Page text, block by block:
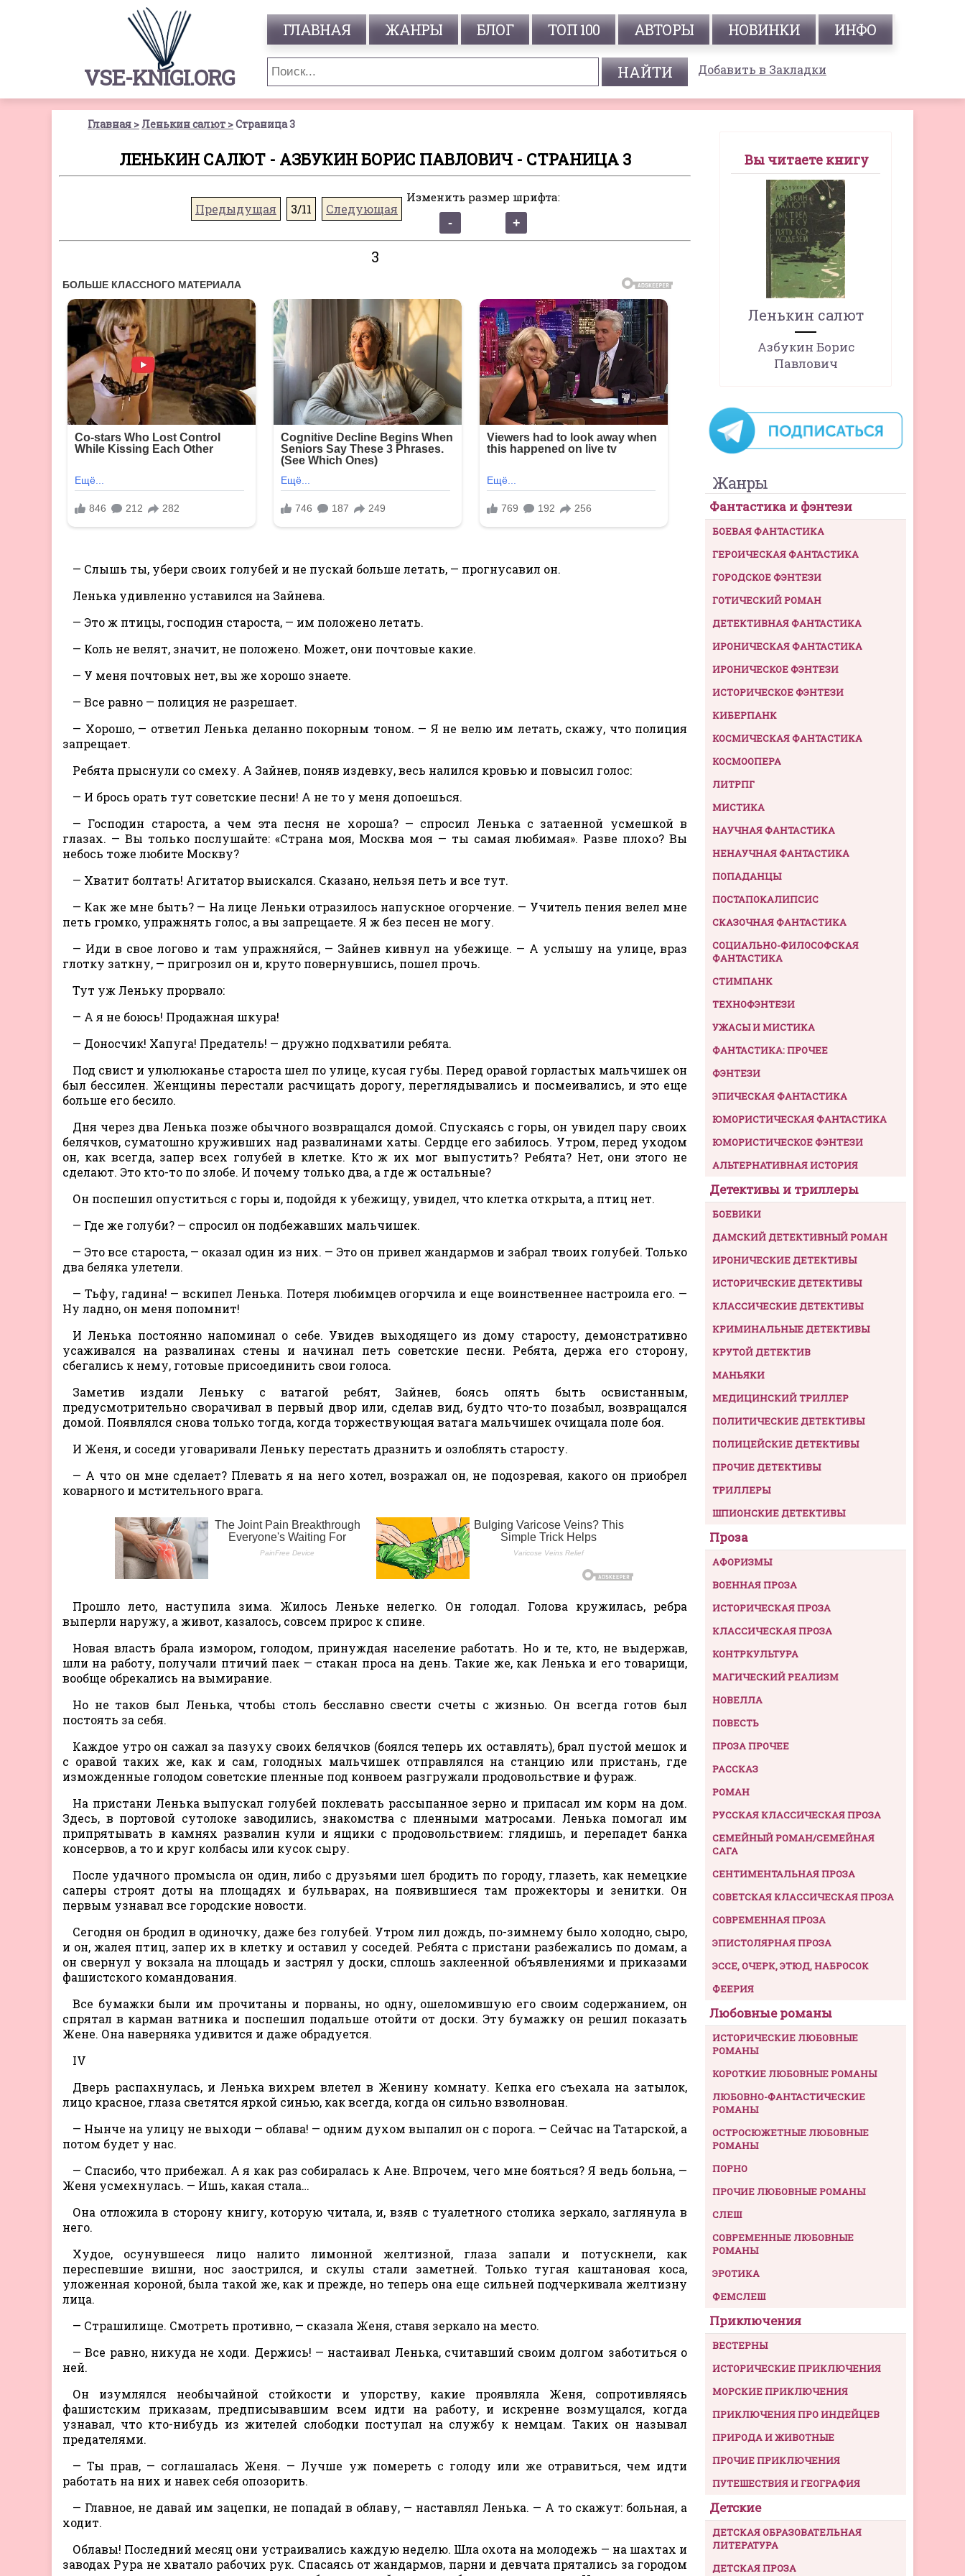
VSE-KNIGI.ORG
ГЛАВНАЯ ЖАНРЫ БЛОГ ТОП 100 АВТОРЫ НОВИНКИ ИНФО
Добавить в Закладки
Главная Ленькин салют Страница 3
ЛЕНЬКИН САЛЮТ - АЗБУКИН БОРИС ПАВЛОВИЧ - СТРАНИЦА 3
Предыдущая 3/11 Следующая
Изменить размер шрифта:
3
— Слышь ты, убери своих голубей и не пускай больше летать, — прогнусавил он.
Ленька удивленно уставился на Зайнева.
— Это ж птицы, господин староста, — им положено летать.
— Коль не велят, значит, не положено. Может, они почтовые какие.
— У меня почтовых нет, вы же хорошо знаете.
— Все равно — полиция не разрешает.
— Хорошо, — ответил Ленька деланно покорным тоном. — Я не велю им летать, скажу, что полиция
запрещает.
Ребята прыснули со смеху. А Зайнев, поняв издевку, весь налился кровью и повысил голос:
— И брось орать тут советские песни! А не то у меня допоешься.
— Господин староста, а чем эта песня не хороша? — спросил Ленька с затаенной усмешкой в
глазах. — Вы только послушайте: «Страна моя, Москва моя — ты самая любимая». Разве плохо? Вы
небось тоже любите Москву?
— Хватит болтать! Агитатор выискался. Сказано, нельзя петь и все тут.
— Как же мне быть? — На лице Леньки отразилось напускное огорчение. — Учитель пения велел мне
петь громко, упражнять голос, а вы запрещаете. Я ж без песен не могу.
— Иди в свое логово и там упражняйся, — Зайнев кивнул на убежище. — А услышу на улице, враз
глотку заткну, — пригрозил он и, круто повернувшись, пошел прочь.
Тут уж Леньку прорвало:
— А я не боюсь! Продажная шкура!
— Доносчик! Хапуга! Предатель! — дружно подхватили ребята.
Под свист и улюлюканье староста шел по улице, кусая губы. Перед оравой горластых мальчишек он
был бессилен. Женщины перестали расчищать дорогу, переглядывались и посмеивались, и это еще
больше его бесило.
Дня через два Ленька позже обычного возвращался домой. Спускаясь с горы, он увидел пару своих
белячков, суматошно круживших над развалинами хаты. Сердце его забилось. Утром, перед уходом
он, как всегда, запер всех голубей в клетке. Кто ж их мог выпустить? Ребята? Нет, они этого не
сделают. Это кто-то по злобе. И почему только два, а где ж остальные?
Он поспешил опуститься с горы и, подойдя к убежищу, увидел, что клетка открыта, а птиц нет.
— Где же голуби? — спросил он подбежавших мальчишек.
— Это все староста, — оказал один из них. — Это он привел жандармов и забрал твоих голубей. Только
два беляка улетели.
— Тьфу, гадина! — вскипел Ленька. Потеря любимцев огорчила и еще воинственнее настроила его. —
Ну ладно, он меня попомнит!
И Ленька постоянно напоминал о себе. Увидев выходящего из дому старосту, демонстративно
усаживался на развалинах стены и начинал петь советские песни. Ребята, держа его сторону,
сбегались к нему, готовые присоединить свои голоса.
Заметив издали Леньку с ватагой ребят, Зайнев, боясь опять быть освистанным,
предусмотрительно сворачивал в первый двор или, сделав вид, будто что-то позабыл, возвращался
домой. Появлялся снова только тогда, когда торжествующая ватага мальчишек очищала поле боя.
И Женя, и соседи уговаривали Леньку перестать дразнить и озлоблять старосту.
— А что он мне сделает? Плевать я на него хотел, возражал он, не подозревая, какого он приобрел
коварного и мстительного врага.
Прошло лето, наступила зима. Жилось Леньке нелегко. Он голодал. Голова кружилась, ребра
выперли наружу, а живот, казалось, совсем прирос к спине.
Новая власть брала измором, голодом, принуждая население работать. Но и те, кто, не выдержав,
шли на работу, получали птичий паек — стакан проса на день. Такие же, как Ленька и его товарищи,
вообще обрекались на вымирание.
Но не таков был Ленька, чтобы столь бесславно свести счеты с жизнью. Он всегда готов был
постоять за себя.
Каждое утро он сажал за пазуху своих белячков (боялся теперь их оставлять), брал пустой мешок и
с оравой таких же, как и сам, голодных мальчишек отправлялся на станцию или пристань, где
изможденные голодом советские пленные под конвоем разгружали продовольствие и фураж.
На пристани Ленька выпускал голубей поклевать рассыпанное зерно и припасал им корм на дом.
Здесь, в портовой сутолоке заводились, знакомства с пленными матросами. Ленька помогал им
припрятывать в камнях развалин кули и ящики с продовольствием: глядишь, и перепадет банка
консервов, а то и круг колбасы или кусок сыру.
После удачного промысла он один, либо с друзьями шел бродить по городу, глазеть, как немецкие
саперы строят доты на площадях и бульварах, на появившиеся там прожекторы и зенитки. Он
первым узнавал все городские новости.
Сегодня он бродил в одиночку, даже без голубей. Утром лил дождь, по-зимнему было холодно, сыро,
и он, жалея птиц, запер их в клетку и оставил у соседей. Ребята с пристани разбежались по домам, а
он свернул у вокзала на площадь и застрял у доски, сплошь заклеенной объявлениями и приказами
фашистского командования.
Все бумажки были им прочитаны и порваны, но одну, ошеломившую его своим содержанием, он
спрятал в карман ватника и поспешил подальше отойти от доски. Эту бумажку он решил показать
Жене. Она наверняка удивится и даже обрадуется.
IV
Дверь распахнулась, и Ленька вихрем влетел в Женину комнату. Кепка его съехала на затылок,
лицо красное, глаза светятся яркой синью, как всегда, когда он сильно взволнован.
— Нынче на улицу не выходи — облава! — одним духом выпалил он с порога. — Сейчас на Татарской, а
потом будет у нас.
— Спасибо, что прибежал. А я как раз собиралась к Ане. Впрочем, чего мне бояться? Я ведь больна, —
Женя усмехнулась. — Ишь, какая стала…
Она отложила в сторону книгу, которую читала, и, взяв с туалетного столика зеркало, заглянула в
него.
Худое, осунувшееся лицо налито лимонной желтизной, глаза запали и потускнели, как
переспевшие вишни, нос заострился, и скулы стали заметней. Только тугая каштановая коса,
уложенная короной, была такой же, как и прежде, но теперь она еще сильней подчеркивала желтизну
лица.
— Страшилище. Смотреть противно, — сказала Женя, ставя зеркало на место.
— Все равно, никуда не ходи. Держись! — настаивал Ленька, считавший своим долгом заботиться о
ней.
Он изумлялся необычайной стойкости и упорству, какие проявляла Женя, сопротивляясь
фашистским приказам, предписывавшим всем идти на работу, и искренне возмущался, когда
узнавал, что кто-нибудь из жителей слободки поступал на службу к немцам. Таких он называл
предателями.
— Ты прав, — соглашалась Женя. — Лучше уж помереть с голоду или же отравиться, чем идти
работать на них и навек себя опозорить.
— Главное, не давай им зацепки, не попадай в облаву, — наставлял Ленька. — А то скажут: больная, а
ходит.
Облавы! Последний месяц они устраивались каждую неделю. Шла охота на молодежь — на шахтах и
заводах Рура не хватало рабочих рук. Спасаясь от жандармов, парни и девчата прятались за городом
Вы читаете книгу
Ленькин салют
Азбукин Борис
Павлович
Жанры
Фантастика и фэнтези
БОЕВАЯ ФАНТАСТИКА
ГЕРОИЧЕСКАЯ ФАНТАСТИКА
ГОРОДСКОЕ ФЭНТЕЗИ
ГОТИЧЕСКИЙ РОМАН
ДЕТЕКТИВНАЯ ФАНТАСТИКА
ИРОНИЧЕСКАЯ ФАНТАСТИКА
ИРОНИЧЕСКОЕ ФЭНТЕЗИ
ИСТОРИЧЕСКОЕ ФЭНТЕЗИ
КИБЕРПАНК
КОСМИЧЕСКАЯ ФАНТАСТИКА
КОСМООПЕРА
ЛИТРПГ
МИСТИКА
НАУЧНАЯ ФАНТАСТИКА
НЕНАУЧНАЯ ФАНТАСТИКА
ПОПАДАНЦЫ
ПОСТАПОКАЛИПСИС
СКАЗОЧНАЯ ФАНТАСТИКА
СОЦИАЛЬНО-ФИЛОСОФСКАЯ
ФАНТАСТИКА
СТИМПАНК
ТЕХНОФЭНТЕЗИ
УЖАСЫ И МИСТИКА
ФАНТАСТИКА: ПРОЧЕЕ
ФЭНТЕЗИ
ЭПИЧЕСКАЯ ФАНТАСТИКА
ЮМОРИСТИЧЕСКАЯ ФАНТАСТИКА
ЮМОРИСТИЧЕСКОЕ ФЭНТЕЗИ
АЛЬТЕРНАТИВНАЯ ИСТОРИЯ
Детективы и триллеры
БОЕВИКИ
ДАМСКИЙ ДЕТЕКТИВНЫЙ РОМАН
ИРОНИЧЕСКИЕ ДЕТЕКТИВЫ
ИСТОРИЧЕСКИЕ ДЕТЕКТИВЫ
КЛАССИЧЕСКИЕ ДЕТЕКТИВЫ
КРИМИНАЛЬНЫЕ ДЕТЕКТИВЫ
КРУТОЙ ДЕТЕКТИВ
МАНЬЯКИ
МЕДИЦИНСКИЙ ТРИЛЛЕР
ПОЛИТИЧЕСКИЕ ДЕТЕКТИВЫ
ПОЛИЦЕЙСКИЕ ДЕТЕКТИВЫ
ПРОЧИЕ ДЕТЕКТИВЫ
ТРИЛЛЕРЫ
ШПИОНСКИЕ ДЕТЕКТИВЫ
Проза
АФОРИЗМЫ
ВОЕННАЯ ПРОЗА
ИСТОРИЧЕСКАЯ ПРОЗА
КЛАССИЧЕСКАЯ ПРОЗА
КОНТРКУЛЬТУРА
МАГИЧЕСКИЙ РЕАЛИЗМ
НОВЕЛЛА
ПОВЕСТЬ
ПРОЗА ПРОЧЕЕ
РАССКАЗ
РОМАН
РУССКАЯ КЛАССИЧЕСКАЯ ПРОЗА
СЕМЕЙНЫЙ РОМАН/СЕМЕЙНАЯ
САГА
СЕНТИМЕНТАЛЬНАЯ ПРОЗА
СОВЕТСКАЯ КЛАССИЧЕСКАЯ ПРОЗА
СОВРЕМЕННАЯ ПРОЗА
ЭПИСТОЛЯРНАЯ ПРОЗА
ЭССЕ, ОЧЕРК, ЭТЮД, НАБРОСОК
ФЕЕРИЯ
Любовные романы
ИСТОРИЧЕСКИЕ ЛЮБОВНЫЕ
РОМАНЫ
КОРОТКИЕ ЛЮБОВНЫЕ РОМАНЫ
ЛЮБОВНО-ФАНТАСТИЧЕСКИЕ
РОМАНЫ
ОСТРОСЮЖЕТНЫЕ ЛЮБОВНЫЕ
РОМАНЫ
ПОРНО
ПРОЧИЕ ЛЮБОВНЫЕ РОМАНЫ
СЛЕШ
СОВРЕМЕННЫЕ ЛЮБОВНЫЕ
РОМАНЫ
ЭРОТИКА
ФЕМСЛЕШ
Приключения
ВЕСТЕРНЫ
ИСТОРИЧЕСКИЕ ПРИКЛЮЧЕНИЯ
МОРСКИЕ ПРИКЛЮЧЕНИЯ
ПРИКЛЮЧЕНИЯ ПРО ИНДЕЙЦЕВ
ПРИРОДА И ЖИВОТНЫЕ
ПРОЧИЕ ПРИКЛЮЧЕНИЯ
ПУТЕШЕСТВИЯ И ГЕОГРАФИЯ
Детские
ДЕТСКАЯ ОБРАЗОВАТЕЛЬНАЯ
ЛИТЕРАТУРА
ДЕТСКАЯ ПРОЗА